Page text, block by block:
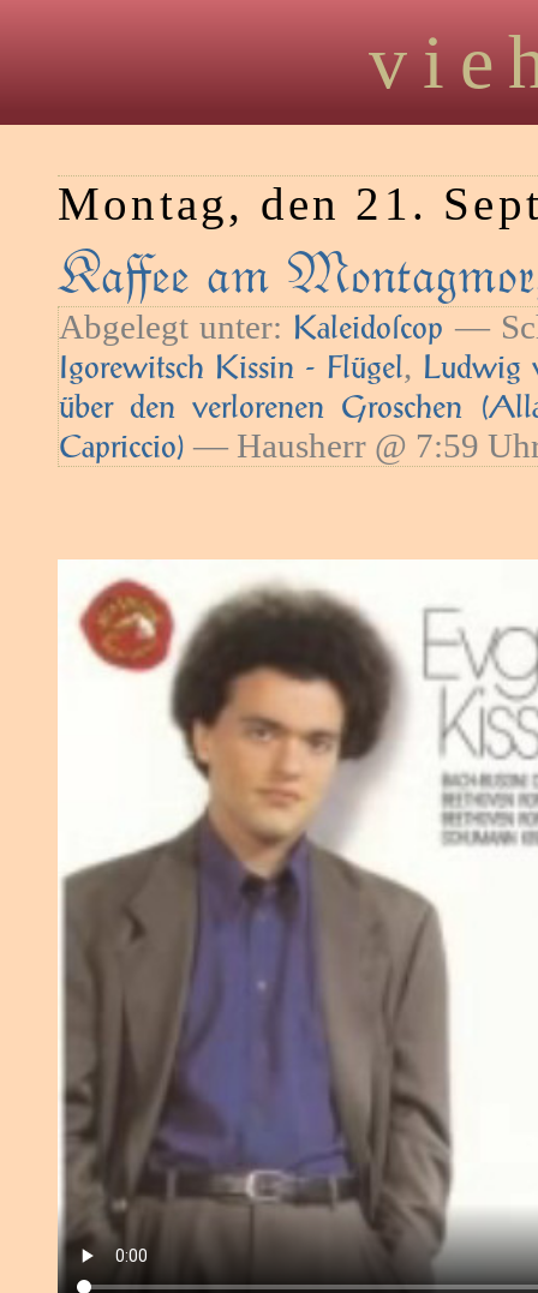
Montag, den 21.
Kaﬀee am
Abgelegt unter: Kaleidoſcop —
Igorewitsch Kissin - Flügel, Ludwig
über den verlorenen Groschen
Capriccio) — Hausherr @ 7:59